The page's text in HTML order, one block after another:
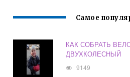
Самое
КАК СОБРАТЬ
ДВУХКОЛЕСНЫЙ
9149